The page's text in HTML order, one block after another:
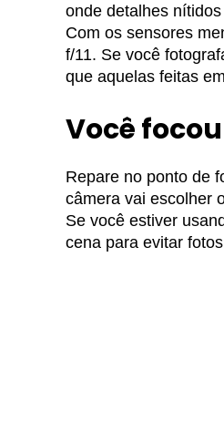
onde detalhes
Com os sensores
f/11. Se você
que aquelas feitas
Você
Repare no ponto de
câmera vai escolher
Se você estiver
cena para evitar